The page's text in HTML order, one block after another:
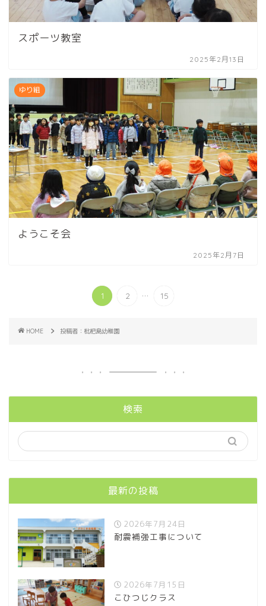
スポーツ教室
2025年2月13日
ゆり組
ようこそ会
2025年2月7日
1 2 ... 15
HOME 投稿者：枇杷島幼稚園
検索
最新の投稿
2026年7月24日
耐震補強工事について
2026年7月15日
こひつじクラス